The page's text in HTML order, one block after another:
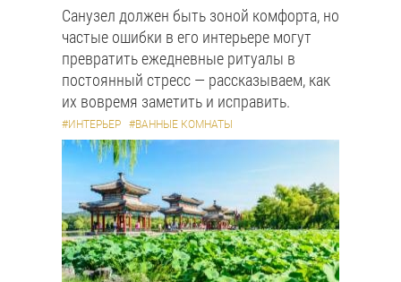
Санузел должен быть зоной комфорта, но
частые ошибки в его интерьере могут
превратить ежедневные ритуалы в
постоянный стресс — рассказываем, как
их вовремя заметить и исправить.
#ИНТЕРЬЕР #ВАННЫЕ КОМНАТЫ